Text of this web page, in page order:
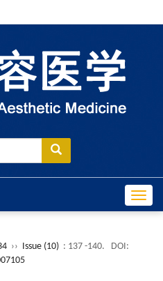
›› Issue (10) : 137 -140.
DOI: